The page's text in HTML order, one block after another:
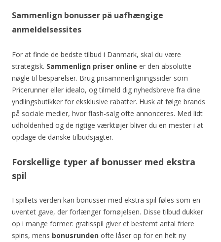
Sammenlign bonusser på uafhængige
anmeldelsessites
For at finde de bedste tilbud i Danmark, skal du være
strategisk. Sammenlign priser online er den absolutte
nøgle til besparelser. Brug prisammenligningssider som
Pricerunner eller idealo, og tilmeld dig nyhedsbreve fra dine
yndlingsbutikker for eksklusive rabatter. Husk at følge brands
på sociale medier, hvor flash-salg ofte annonceres. Med lidt
udholdenhed og de rigtige værktøjer bliver du en mester i at
opdage de danske tilbudsjagter.
Forskellige typer af bonusser med ekstra
spil
I spillets verden kan bonusser med ekstra spil føles som en
uventet gave, der forlænger fornøjelsen. Disse tilbud dukker
op i mange former: gratisspil giver et bestemt antal friere
spins, mens bonusrunden ofte låser op for en helt ny